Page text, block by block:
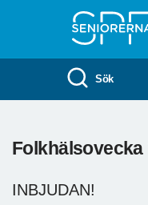
Sök
Folkhälsovecka
INBJUDAN!